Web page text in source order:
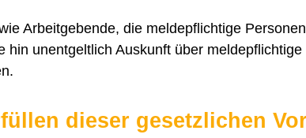
Arbeitgebende, die meldepflichtige
hin unentgeltlich Auskunft über
dieser gesetzlichen